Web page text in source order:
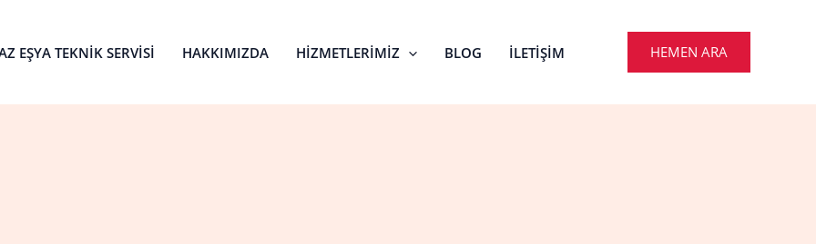
EŞYA TEKNIK SERVISI
HAKKIMIZDA HIZMETLERIMIZ BLOG İLETIŞIM HEMEN ARA